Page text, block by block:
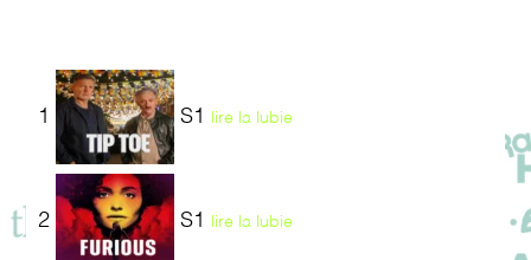
1 S1 lire la lubie
2 S1 lire la lubie